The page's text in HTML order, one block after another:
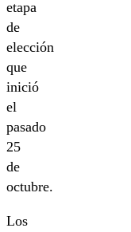
etapa
de
elección
que
inició
el
pasado
25
de
octubre.
Los